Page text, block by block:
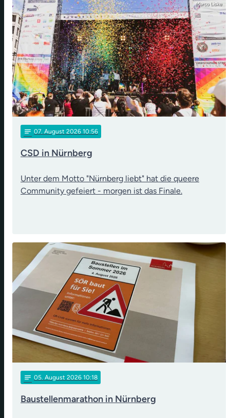
Marco Liske
notes 07. August 2026 10:56
CSD in Nürnberg
Unter dem Motto "Nürnberg liebt" hat die queere
Community gefeiert - morgen ist das Finale.
notes 05. August 2026 10:18
Baustellenmarathon in Nürnberg